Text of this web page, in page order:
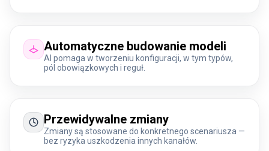
Automatyczne budowanie modeli
AI pomaga w tworzeniu konfiguracji, w tym typów,
pól obowiązkowych i reguł.
Przewidywalne zmiany
Zmiany są stosowane do konkretnego scenariusza —
bez ryzyka uszkodzenia innych kanałów.